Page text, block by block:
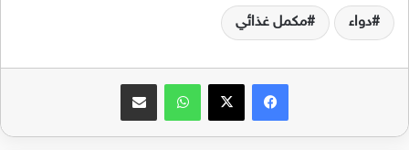
دواء مكمل غذائي
فيسبوك‫X واتساب مشاركة عبر البريد